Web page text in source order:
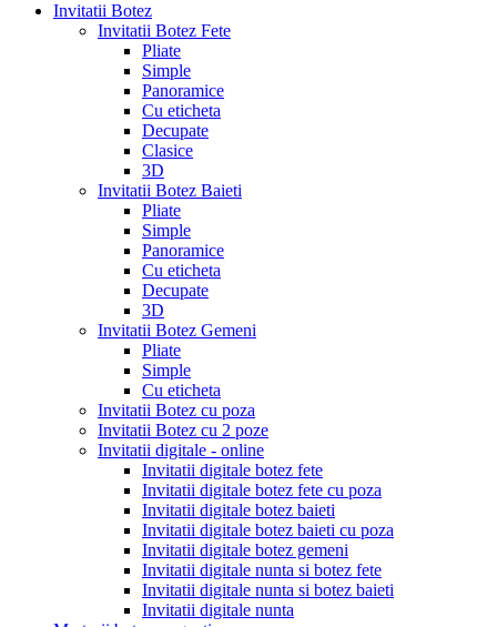
Invitatii Botez
Invitatii Botez Fete
Pliate
Simple
Panoramice
Cu eticheta
Decupate
Clasice
3D
Invitatii Botez Baieti
Pliate
Simple
Panoramice
Cu eticheta
Decupate
3D
Invitatii Botez Gemeni
Pliate
Simple
Cu eticheta
Invitatii Botez cu poza
Invitatii Botez cu 2 poze
Invitatii digitale - online
Invitatii digitale botez fete
Invitatii digitale botez fete cu poza
Invitatii digitale botez baieti
Invitatii digitale botez baieti cu poza
Invitatii digitale botez gemeni
Invitatii digitale nunta si botez fete
Invitatii digitale nunta si botez baieti
Invitatii digitale nunta